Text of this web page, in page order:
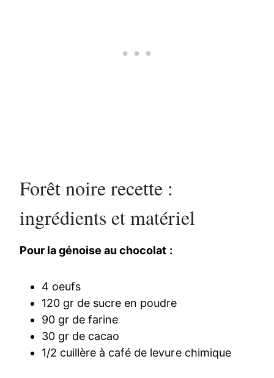
Forêt noire recette :
ingrédients et matériel
Pour la génoise au chocolat :
4 oeufs
120 gr de sucre en poudre
90 gr de farine
30 gr de cacao
1/2 cuillère à café de levure chimique